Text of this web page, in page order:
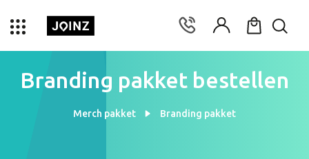
Branding pakket bestellen
Merch pakket Branding pakket